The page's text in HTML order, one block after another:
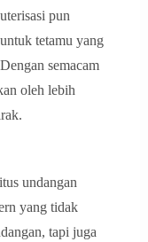
pun
tetamu yang
semacam
oleh lebih
undangan
yang tidak
tapi juga